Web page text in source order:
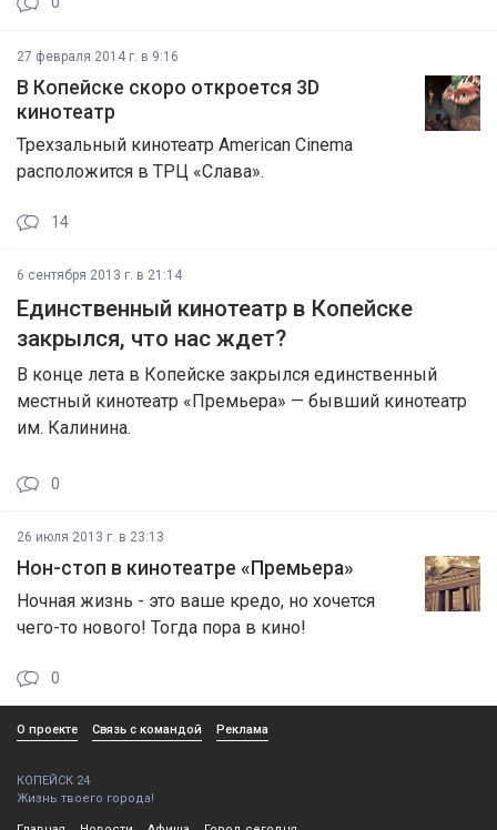
27 февраля 2014 г. в 9:16
В Копейске скоро откроется 3D
кинотеатр
Трехзальный кинотеатр American Cinema
расположится в ТРЦ «Слава».
14
6 сентября 2013 г. в 21:14
Единственный кинотеатр в Копейске
закрылся, что нас ждет?
В конце лета в Копейске закрылся единственный
местный кинотеатр «Премьера» — бывший кинотеатр
им. Калинина.
0
26 июля 2013 г. в 23:13
Нон-стоп в кинотеатре «Премьера»
Ночная жизнь - это ваше кредо, но хочется
чего-то нового! Тогда пора в кино!
0
О проекте Связь с командой Реклама
КОПЕЙСК 24
Жизнь твоего города!